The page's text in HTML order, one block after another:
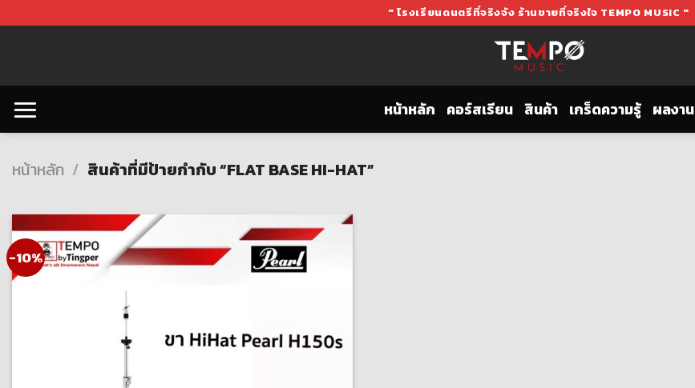
to
" โรงเรียนดนตรีที่จริงจัง ร้านขายที่จริงใจ TEMPO MUSIC "
หน้าหลัก คอร์สเรียน สินค้า เกร็ดความรู้ ผลงาน
หน้าหลัก / สินค้าที่มีป้ายกำกับ “FLAT BASE HI-HAT”
-10%